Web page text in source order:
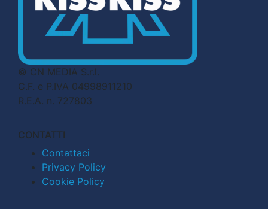
© CN MEDIA S.r.l.
C.F. e P.IVA 04998911210
R.E.A. n. 727803
CONTATTI
Contattaci
Privacy Policy
Cookie Policy